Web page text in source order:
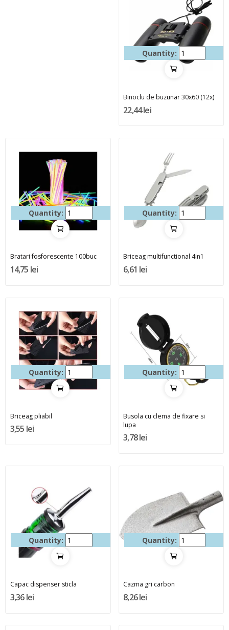
Quantity:
Binoclu de buzunar 30x60 (12x)
22,44 lei
Quantity:
Bratari fosforescente 100buc
14,75 lei
Quantity:
Briceag multifunctional 4in1
6,61 lei
Quantity:
Briceag pliabil
3,55 lei
Quantity:
Busola cu clema de fixare si
lupa
3,78 lei
Quantity:
Capac dispenser sticla
3,36 lei
Quantity:
Cazma gri carbon
8,26 lei